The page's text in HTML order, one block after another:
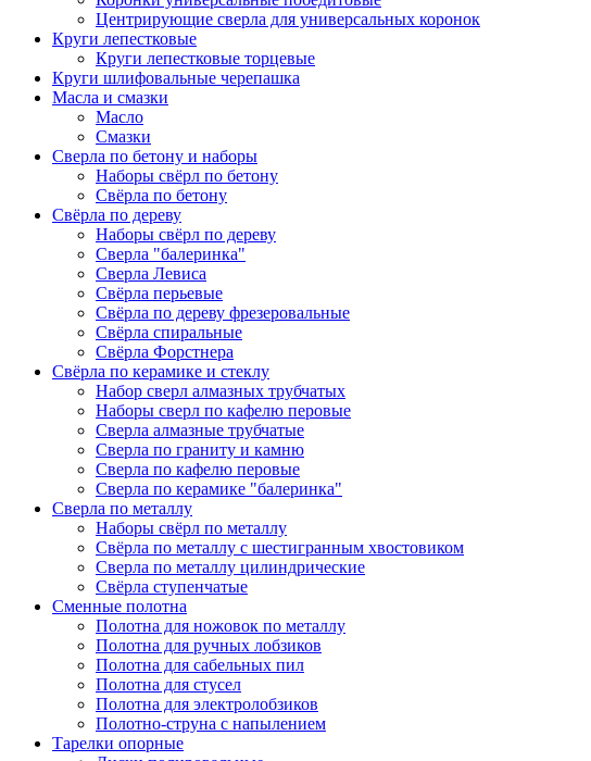
Центрирующие сверла для универсальных коронок
Круги лепестковые
Круги лепестковые торцевые
Круги шлифовальные черепашка
Масла и смазки
Масло
Смазки
Сверла по бетону и наборы
Наборы свёрл по бетону
Свёрла по бетону
Свёрла по дереву
Наборы свёрл по дереву
Сверла "балеринка"
Сверла Левиса
Свёрла перьевые
Свёрла по дереву фрезеровальные
Свёрла спиральные
Свёрла Форстнера
Свёрла по керамике и стеклу
Набор сверл алмазных трубчатых
Наборы сверл по кафелю перовые
Сверла алмазные трубчатые
Сверла по граниту и камню
Сверла по кафелю перовые
Сверла по керамике "балеринка"
Сверла по металлу
Наборы свёрл по металлу
Свёрла по металлу с шестигранным хвостовиком
Сверла по металлу цилиндрические
Свёрла ступенчатые
Сменные полотна
Полотна для ножовок по металлу
Полотна для ручных лобзиков
Полотна для сабельных пил
Полотна для стусел
Полотна для электролобзиков
Полотно-струна с напылением
Тарелки опорные